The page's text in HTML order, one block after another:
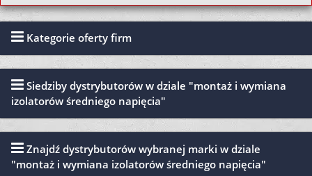
Kategorie oferty firm
Siedziby dystrybutorów w dziale "montaż i wymiana
izolatorów średniego napięcia"
Znajdź dystrybutorów wybranej marki w dziale
"montaż i wymiana izolatorów średniego napięcia"